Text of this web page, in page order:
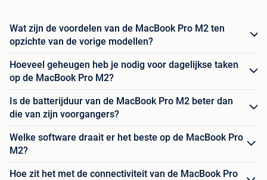
Wat zijn de voordelen van de MacBook Pro M2 ten
opzichte van de vorige modellen?
Hoeveel geheugen heb je nodig voor dagelijkse taken
op de MacBook Pro M2?
Is de batterijduur van de MacBook Pro M2 beter dan
die van zijn voorgangers?
Welke software draait er het beste op de MacBook Pro
M2?
Hoe zit het met de connectiviteit van de MacBook Pro